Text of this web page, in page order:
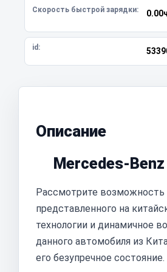
Скорость быстрой зарядки:
id:
Описание
Mercedes-
Рассмотрите возможность
представленного на
технологии и динамичное
данного автомобиля из
его безупречное состояние.